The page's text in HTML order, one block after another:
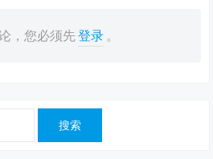
，您必须先登录。